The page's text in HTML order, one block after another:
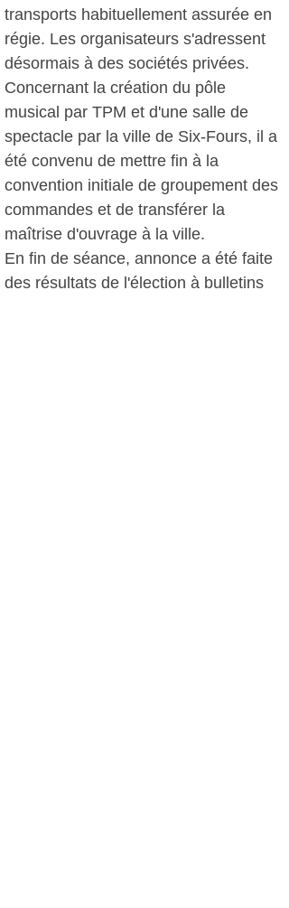
transports habituellement assurée en
régie. Les organisateurs s'adressent
désormais à des sociétés privées.
Concernant la création du pôle
musical par TPM et d'une salle de
spectacle par la ville de Six-Fours, il a
été convenu de mettre fin à la
convention initiale de groupement des
commandes et de transférer la
maîtrise d'ouvrage à la ville.
En fin de séance, annonce a été faite
des résultats de l'élection à bulletins